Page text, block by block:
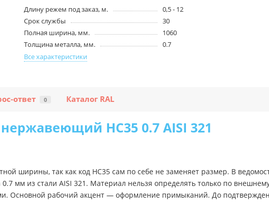
Длину режем под заказ, м.
0,5 - 12
Срок службы
30
Полная ширина, мм.
1060
Толщина металла, мм.
0.7
Все характеристики
ответ 0 Каталог RAL
НС35 0.7 AISI 321
ширины, так как код НС35 сам по себе не заменяет размер. В
из стали AISI 321. Материал нельзя определять только по внешнему
Основной рабочий акцент — оформление примыканий. До